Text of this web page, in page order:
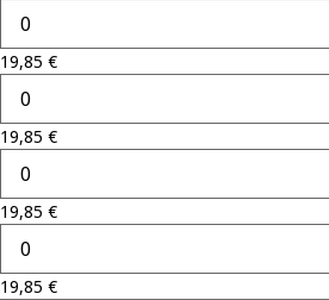
19,85 €
19,85 €
19,85 €
19,85 €